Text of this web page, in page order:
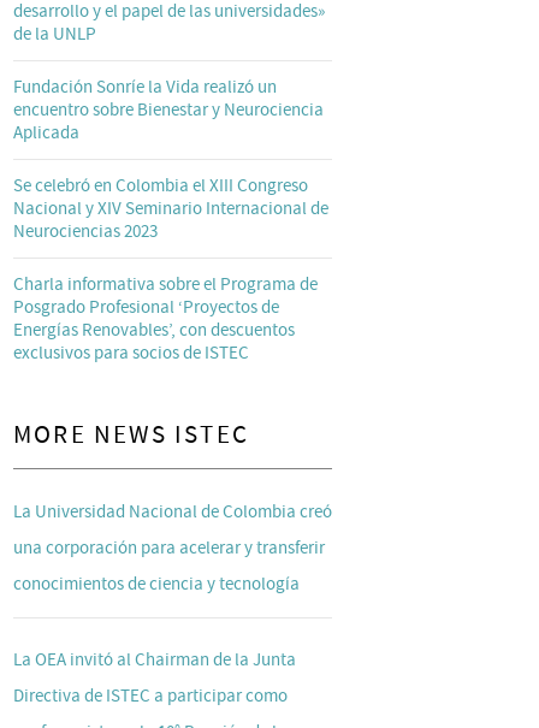
desarrollo y el papel de las universidades»
de la UNLP
Fundación Sonríe la Vida realizó un
encuentro sobre Bienestar y Neurociencia
Aplicada
Se celebró en Colombia el XIII Congreso
Nacional y XIV Seminario Internacional de
Neurociencias 2023
Charla informativa sobre el Programa de
Posgrado Profesional ‘Proyectos de
Energías Renovables’, con descuentos
exclusivos para socios de ISTEC
MORE NEWS ISTEC
La Universidad Nacional de Colombia creó
una corporación para acelerar y transferir
conocimientos de ciencia y tecnología
La OEA invitó al Chairman de la Junta
Directiva de ISTEC a participar como